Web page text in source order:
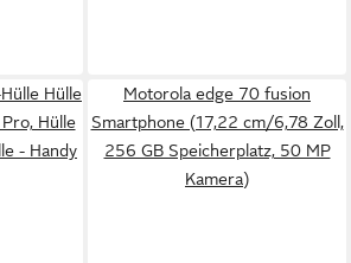
Hülle
Hülle
- Handy
Motorola edge 70 fusion
Smartphone (17,22 cm/6,78 Zoll,
256 GB Speicherplatz, 50 MP
Kamera)